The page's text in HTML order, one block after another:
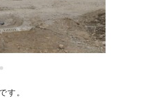
す。